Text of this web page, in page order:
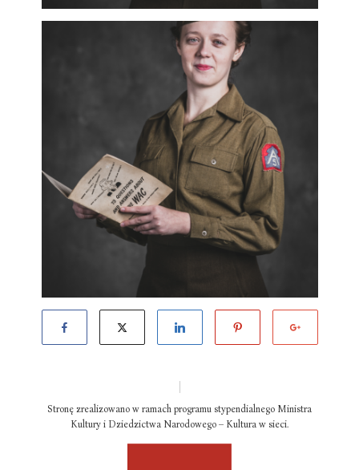
Stronę zrealizowano w ramach programu stypendialnego Ministra
Kultury i Dziedzictwa Narodowego – Kultura w sieci.